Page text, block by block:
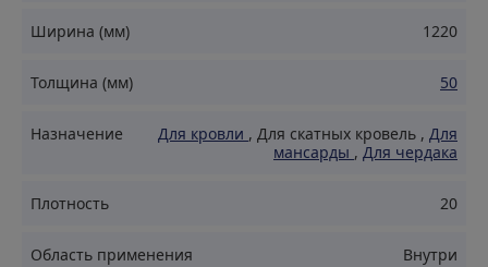
Позволяет использовать его в регионах с высокой
Негорючий (НГ): Обеспечивает высокий уровень
Легкий вес: Удобство транспортировки и монтажа.
протяжении всего срока службы.
натуральных компонентов, не содержит вредных
Ширина (мм) 1220
Толщина (мм) 50
Назначение Для кровли , Для скатных кровель , Для
мансарды , Для чердака
Плотность 20
Область применения Внутри